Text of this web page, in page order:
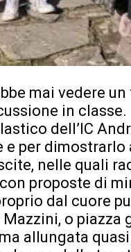
mai vedere
in
dell’IC
per dimostrarlo
nelle quali
proposte di
dal cuore
Mazzini, o
allungata